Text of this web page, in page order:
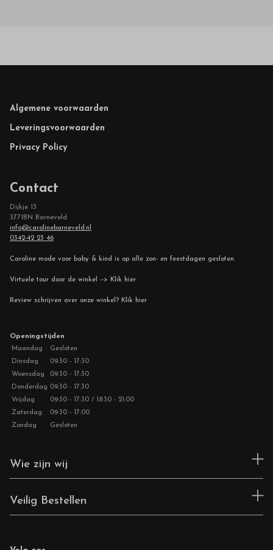
Footer
Algemene voorwaarden
Leveringsvoorwaarden
Privacy Policy
Contact
Dijkje 13
3771BN Barneveld
info@carolinebarneveld.nl
0342-42 23 46
Caroline mode voor baby & kind is op alle zon- en feestdagen gesloten.
Virtuele tour door de winkel --> Klik hier
Review schrijven over onze winkel? Klik hier
Openingstijden
Maandag
Gesloten
Dinsdag
09:30 - 17:30
Woensdag
09:30 - 17:30
Donderdag 09:30 - 17:30
Vrijdag
09:30 - 17:30 / 18:30 - 21:00
Zaterdag
09:30 - 17:00
Zondag
Gesloten
Wie zijn wij
Veilig Bestellen